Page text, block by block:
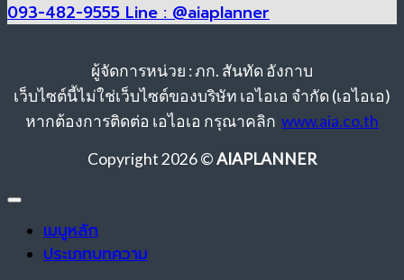
093-482-9555 Line : @aiaplanner
ผู้จัดการหน่วย : ภก. สันทัด อังกาบ
เว็บไซต์นี้ไม่ใช่เว็บไซต์ของบริษัท เอไอเอ จำกัด (เอไอเอ)
หากต้องการติดต่อ เอไอเอ กรุณาคลิก www.aia.co.th
Copyright 2026 ©AIAPLANNER
เมนูหลัก
ประเภทบทความ